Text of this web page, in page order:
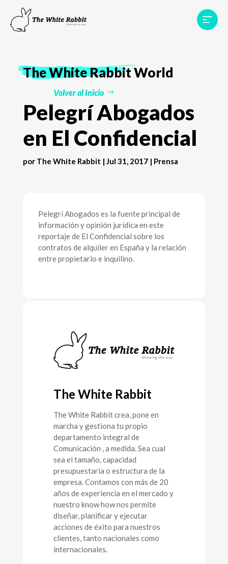
Proyectos
Testimonios
TWR World
The White RabbitWorld
Volver al Inicio
Pelegrí Abogados
en El Confidencial
por The White Rabbit | Jul 31, 2017| Prensa
Pelegrí Abogados es la fuente principal de
información y opinión jurídica en este
reportaje de El Confidencial sobre los
contratos de alquiler en España y la relación
entre propietario e inquilino.
The White Rabbit
The White Rabbit crea, pone en
marcha y gestiona tu propio
departamento integral de
Comunicación , a medida. Sea cual
sea el tamaño, capacidad
presupuestaria o estructura de la
empresa. Contamos con más de 20
años de experiencia en el mercado y
nuestro know how nos permite
diseñar, planificar y ejecutar
acciones de éxito para nuestros
clientes, tanto nacionales como
internacionales.